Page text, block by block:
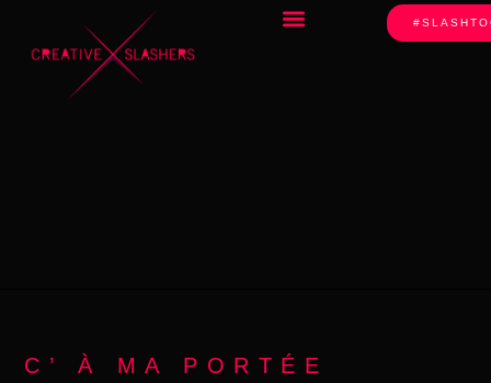
C’ À MA PORTÉE